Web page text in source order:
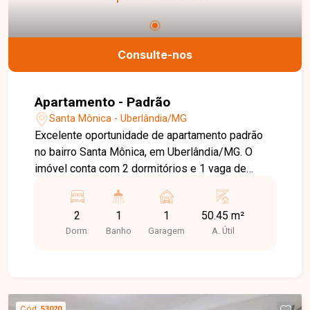
Consulte-nos
Apartamento - Padrão
Santa Mônica - Uberlândia/MG
Excelente oportunidade de apartamento padrão
no bairro Santa Mônica, em Uberlândia/MG. O
imóvel conta com 2 dormitórios e 1 vaga de
sua família. Com uma área útil de 50,45 m², o
apartamento é ideal para quem busca um lar
aconchegante e bem localizado. Não perca a
2
Dorm.
1
Banho
1
Garagem
50.45 m²
A. Útil